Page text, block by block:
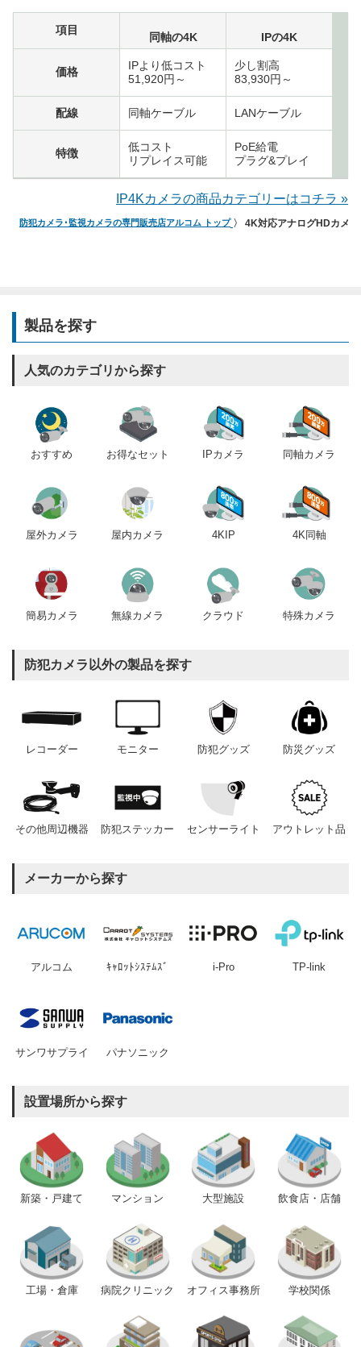
項目
同軸の4K IPの4K
価格
IPより低コスト
51,920円～
少し割高
83,930円～
配線 同軸ケーブル LANケーブル
特徴
低コスト
リプレイス可能
PoE給電
プラグ&プレイ
IP4Kカメラの商品カテゴリーはコチラ »
防犯カメラ･監視カメラの専門販売店アルコム トップ 4K対応アナログHDカメラ
製品を探す
人気のカテゴリから探す
おすすめ お得なセット IPカメラ 同軸カメラ
屋外カメラ 屋内カメラ 4KIP 4K同軸
簡易カメラ 無線カメラ クラウド 特殊カメラ
防犯カメラ以外の製品を探す
レコーダー モニター 防犯グッズ 防災グッズ
その他周辺機器 防犯ステッカー センサーライト アウトレット品
メーカーから探す
アルコム ｷｬﾛｯﾄｼｽﾃﾑｽﾞ i-Pro TP-link
サンワサプライ パナソニック
設置場所から探す
新築・戸建て マンション 大型施設 飲食店・店舗
工場・倉庫 病院クリニック オフィス事務所 学校関係